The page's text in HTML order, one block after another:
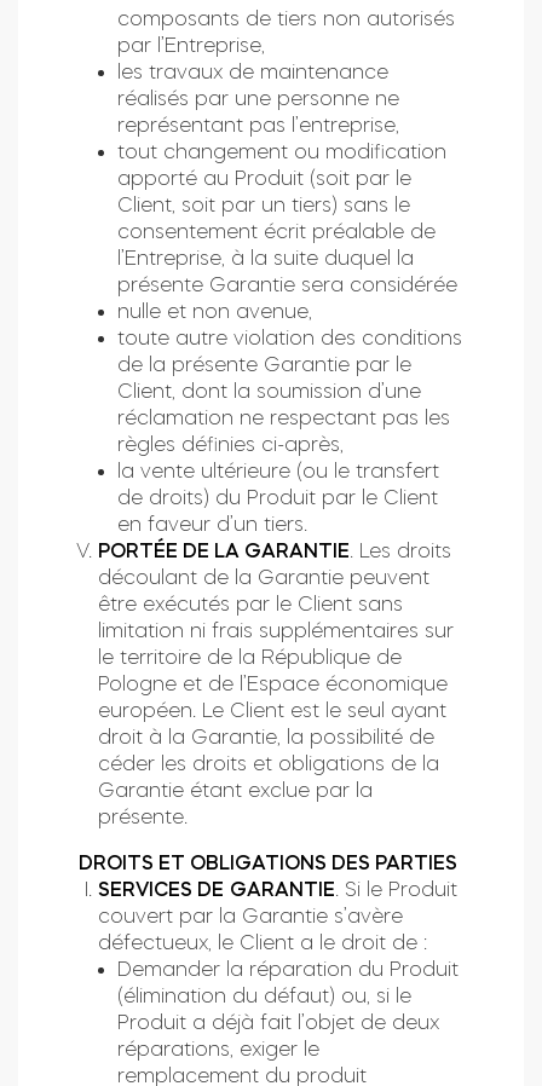
composants de tiers non autorisés
par l’Entreprise,
les travaux de maintenance
réalisés par une personne ne
représentant pas l’entreprise,
tout changement ou modification
apporté au Produit (soit par le
Client, soit par un tiers) sans le
consentement écrit préalable de
l’Entreprise, à la suite duquel la
présente Garantie sera considérée
nulle et non avenue,
toute autre violation des conditions
de la présente Garantie par le
Client, dont la soumission d’une
réclamation ne respectant pas les
règles définies ci-après,
la vente ultérieure (ou le transfert
de droits) du Produit par le Client
en faveur d’un tiers.
PORTÉE DE LA GARANTIE . Les droits
découlant de la Garantie peuvent
être exécutés par le Client sans
limitation ni frais supplémentaires sur
le territoire de la République de
Pologne et de l’Espace économique
européen. Le Client est le seul ayant
droit à la Garantie, la possibilité de
céder les droits et obligations de la
Garantie étant exclue par la
présente.
DROITS ET OBLIGATIONS DES PARTIES
SERVICES DE GARANTIE . Si le Produit
couvert par la Garantie s’avère
défectueux, le Client a le droit de :
Demander la réparation du Produit
(élimination du défaut) ou, si le
Produit a déjà fait l’objet de deux
réparations, exiger le
remplacement du produit